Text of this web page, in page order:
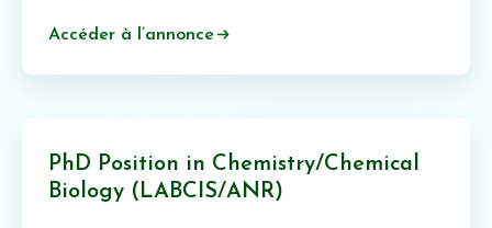
Accéder à l’annonce
PhD Position in Chemistry/Chemical
Biology (LABCIS/ANR)